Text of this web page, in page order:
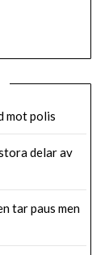
mot polis
delar av
tar paus men